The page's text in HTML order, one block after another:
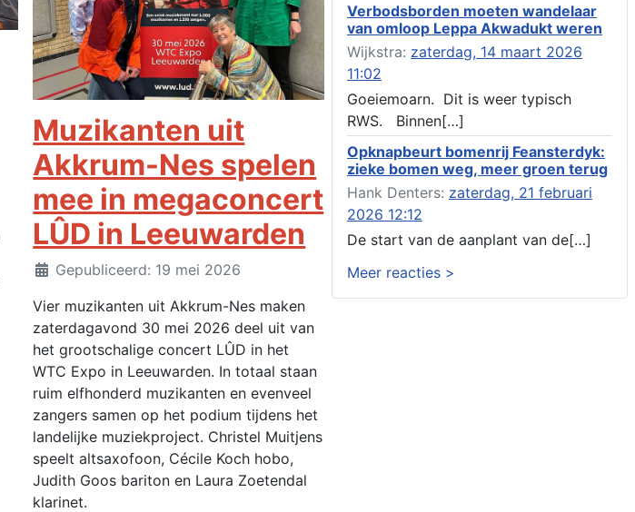
Muzikanten uit
Akkrum-Nes spelen
mee in megaconcert
LÛD in Leeuwarden
Details
Gepubliceerd: 19 mei 2026
Vier muzikanten uit Akkrum-Nes maken
zaterdagavond 30 mei 2026 deel uit van
het grootschalige concert LÛD in het
WTC Expo in Leeuwarden. In totaal staan
ruim elfhonderd muzikanten en evenveel
zangers samen op het podium tijdens het
landelijke muziekproject. Christel Muitjens
speelt altsaxofoon, Cécile Koch hobo,
Judith Goos bariton en Laura Zoetendal
klarinet.
Aanvraag omgevingsvergunning
wateractiviteit wf-1012586 aanbrengen van
asfalt t.b.v. onderhoud fietspad t.h.v
boarnsterdyk, Akkrum
Locatiestudie Akkrum
Verlening ontheffing geluid, boarnsw?l
Akkrum
Kennisgeving vergunningaanvraag voor het -
bouwwerken, werken en objecten in of bij
een oppervlaktewaterlichaam, niet zijnde de
noordzee, of waterkering in beheer bij het rijk
te Akkrum
Verlening omgevingsvergunning, veranderen
nabij nummer 6 Akkrum
Verbodsborden moeten wandelaar
van omloop Leppa Akwadukt weren
Wijkstra: zaterdag, 14 maart 2026
11:02
Goeiemoarn. Dit is weer typisch
RWS. Binnen[…]
Opknapbeurt bomenrij Feansterdyk:
zieke bomen weg, meer groen terug
Hank Denters: zaterdag, 21 februari
2026 12:12
De start van de aanplant van de[…]
Meer reacties >